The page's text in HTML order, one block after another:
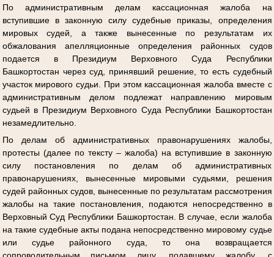
По административным делам кассационная жалоба на
вступившие в законную силу судебные приказы, определения
мировых судей, а также вынесенные по результатам их
обжалования апелляционные определения районных судов
подается в Президиум Верховного Суда Республики
Башкортостан через суд, принявший решение, то есть судебный
участок мирового судьи. При этом кассационная жалоба вместе с
административным делом подлежат направлению мировым
судьей в Президиум Верховного Суда Республики Башкортостан
незамедлительно.
По делам об административных правонарушениях жалобы,
протесты (далее по тексту – жалоба) на вступившие в законную
силу постановления по делам об административных
правонарушениях, вынесенные мировыми судьями, решения
судей районных судов, вынесенные по результатам рассмотрения
жалобы на такие постановления, подаются непосредственно в
Верховный Суд Республики Башкортостан. В случае, если жалоба
на такие судебные акты подана непосредственно мировому судье
или судье районного суда, то она возвращается
сопроводительным письмом лицу, подавшему жалобу, с